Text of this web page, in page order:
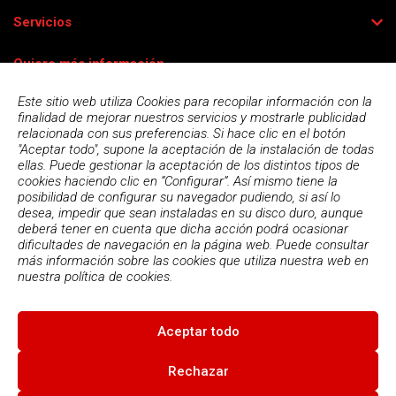
Este sitio web utiliza Cookies para recopilar información con la
finalidad de mejorar nuestros servicios y mostrarle publicidad
relacionada con sus preferencias. Si hace clic en el botón
"Aceptar todo", supone la aceptación de la instalación de todas
ellas. Puede gestionar la aceptación de los distintos tipos de
cookies haciendo clic en “Configurar”. Así mismo tiene la
posibilidad de configurar su navegador pudiendo, si así lo
desea, impedir que sean instaladas en su disco duro, aunque
deberá tener en cuenta que dicha acción podrá ocasionar
dificultades de navegación en la página web. Puede consultar
más información sobre las cookies que utiliza nuestra web en
nuestra política de cookies.
Aceptar todo
Rechazar
Servicios
Quiero más información
Acepto lapolítica de privacidad
© 2026
Condiciones de uso